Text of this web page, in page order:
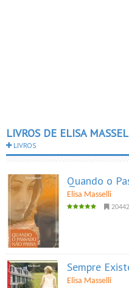
LIVROS DE ELISA
LIVROS
Quando o
Elisa Masselli
20442
Sempre
Elisa Masselli